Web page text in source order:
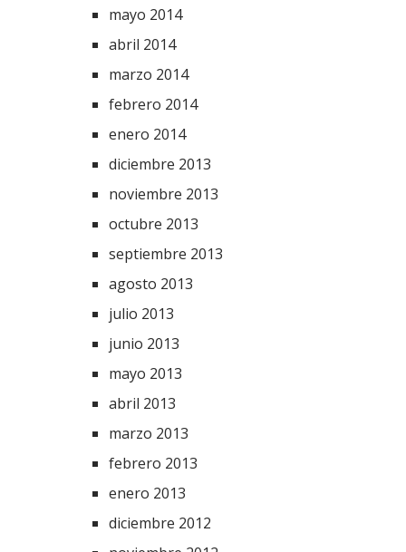
mayo 2014
abril 2014
marzo 2014
febrero 2014
enero 2014
diciembre 2013
noviembre 2013
octubre 2013
septiembre 2013
agosto 2013
julio 2013
junio 2013
mayo 2013
abril 2013
marzo 2013
febrero 2013
enero 2013
diciembre 2012